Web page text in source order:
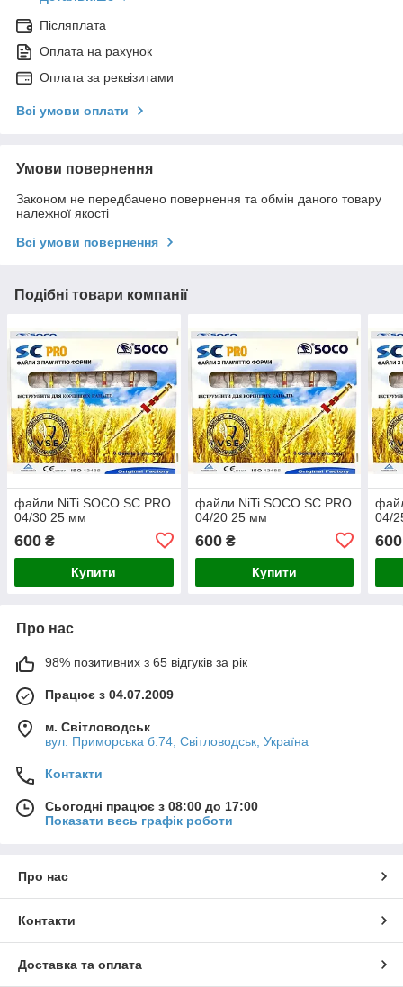
Післяплата
Оплата на рахунок
Оплата за реквізитами
Всі умови оплати
Умови повернення
Законом не передбачено повернення та обмін даного товару
належної якості
Всі умови повернення
Подібні товари компанії
файли NiTi SOCO SC PRO
04/30 25 мм
600 ₴
Купити
файли NiTi SOCO SC PRO
04/20 25 мм
600₴
Купити
04/
600
Про нас
98% позитивних з 65 відгуків за рік
Працює з 04.07.2009
м. Світловодськ
вул. Приморська б.74, Світловодськ, Україна
Контакти
Сьогодні працює з 08:00 до 17:00
Показати весь графік роботи
Про нас
Контакти
Доставка та оплата